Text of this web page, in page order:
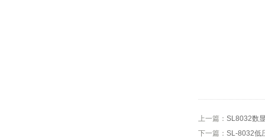
上一篇： SL8032数
下一篇： SL-8032低